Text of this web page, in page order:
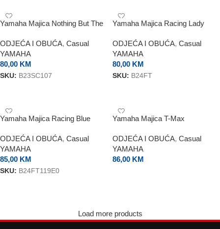
Yamaha Majica Nothing But The
ODJEĆA I OBUĆA, Casual
YAMAHA
80,00 KM
SKU: B23SC107
Yamaha Majica Racing Lady
ODJEĆA I OBUĆA, Casual
YAMAHA
80,00 KM
SKU: B24FT
Yamaha Majica Racing Blue
ODJEĆA I OBUĆA, Casual
YAMAHA
85,00 KM
SKU: B24FT119E0
Yamaha Majica T-Max
ODJEĆA I OBUĆA, Casual
YAMAHA
86,00 KM
Load more products